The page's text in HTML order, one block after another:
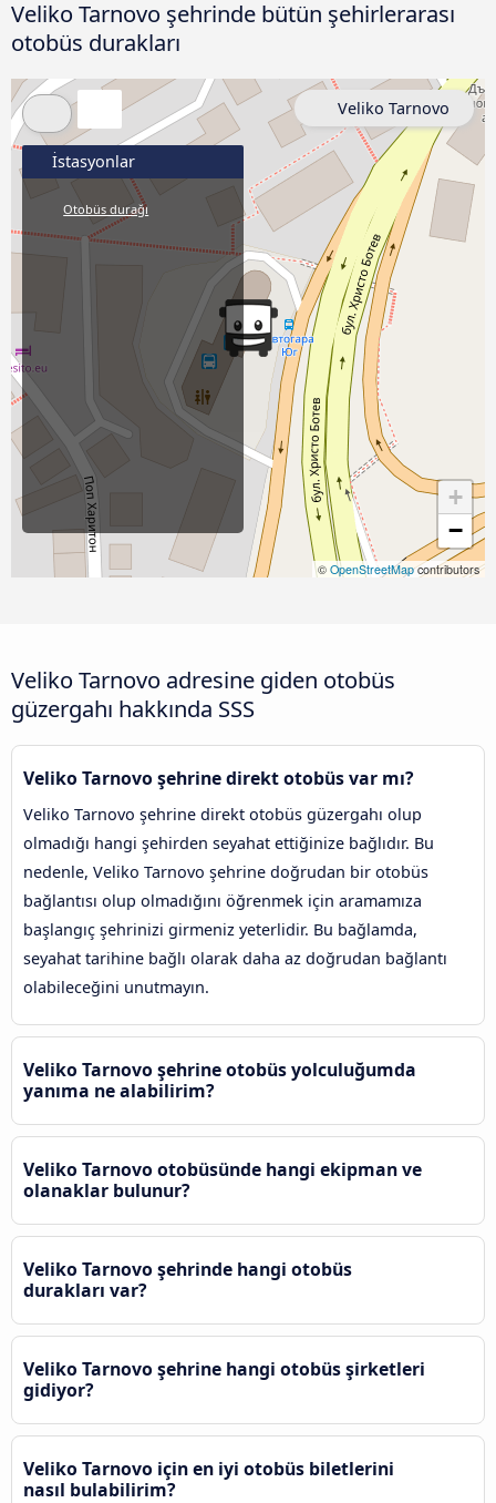
Veliko Tarnovo şehrinde bütün şehirlerarası
otobüs durakları
+
−
© OpenStreetMapcontributors
İstasyonlar
Otobüs durağı
Veliko Tarnovo
Veliko Tarnovo adresine giden otobüs
güzergahı hakkında SSS
Veliko Tarnovo şehrine direkt otobüs var mı?
Veliko Tarnovo şehrine direkt otobüs güzergahı olup
olmadığı hangi şehirden seyahat ettiğinize bağlıdır. Bu
nedenle, Veliko Tarnovo şehrine doğrudan bir otobüs
bağlantısı olup olmadığını öğrenmek için aramamıza
başlangıç şehrinizi girmeniz yeterlidir. Bu bağlamda,
seyahat tarihine bağlı olarak daha az doğrudan bağlantı
olabileceğini unutmayın.
Veliko Tarnovo şehrine otobüs yolculuğumda
yanıma ne alabilirim?
Veliko Tarnovo otobüsünde hangi ekipman ve
olanaklar bulunur?
Veliko Tarnovo şehrinde hangi otobüs
durakları var?
Veliko Tarnovo şehrine hangi otobüs şirketleri
gidiyor?
Veliko Tarnovo için en iyi otobüs biletlerini
nasıl bulabilirim?